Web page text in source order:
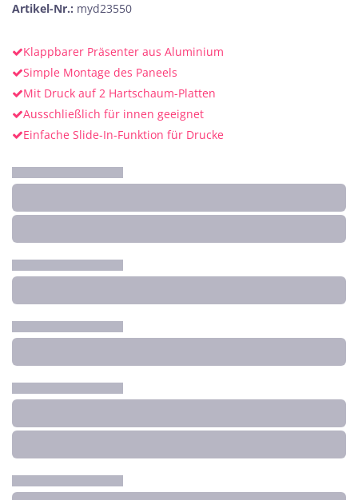
Artikel-Nr.: myd23550
Klappbarer Präsenter aus Aluminium
Simple Montage des Paneels
Mit Druck auf 2 Hartschaum-Platten
Ausschließlich für innen geeignet
Einfache Slide-In-Funktion für Drucke